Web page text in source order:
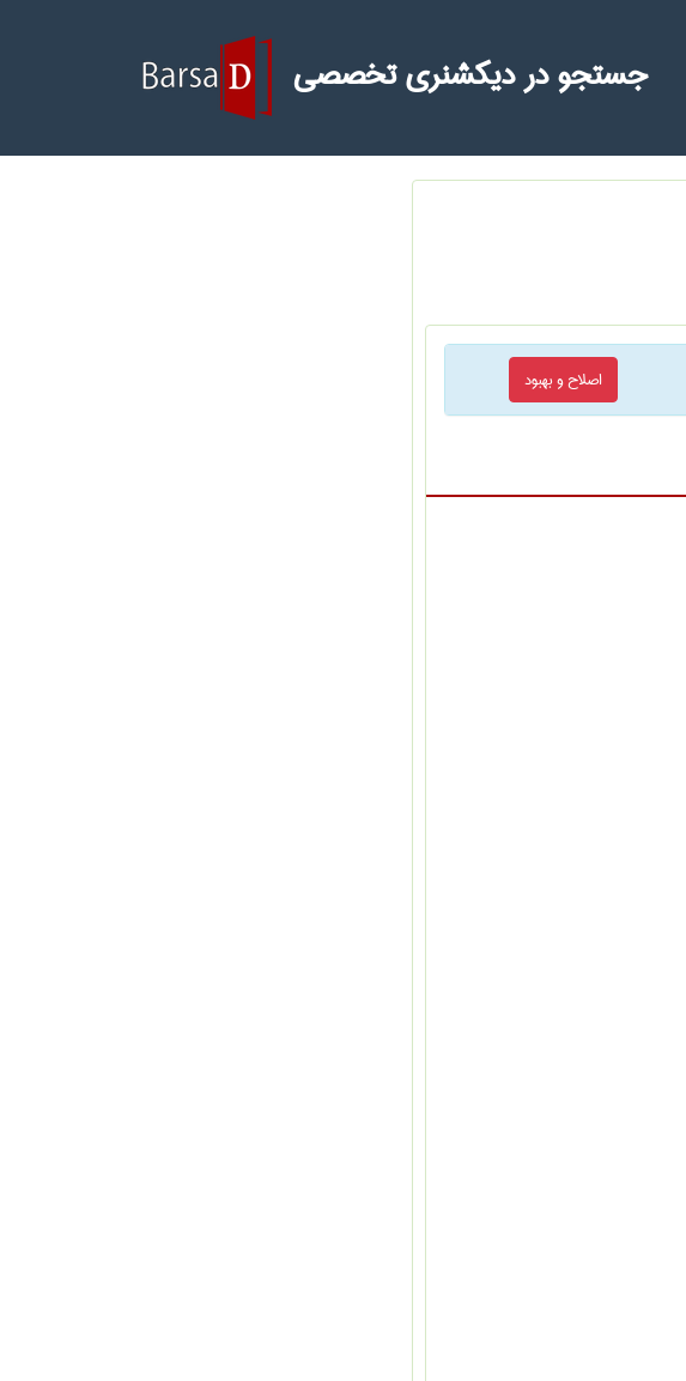
جستجو در دیکشنری تخصصی
اصلاح و بهبود